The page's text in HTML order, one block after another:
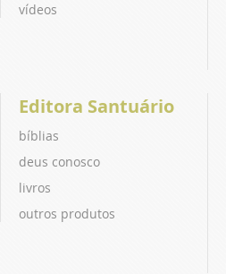
vídeos
Editora Santuário
bíblias
deus conosco
livros
outros produtos